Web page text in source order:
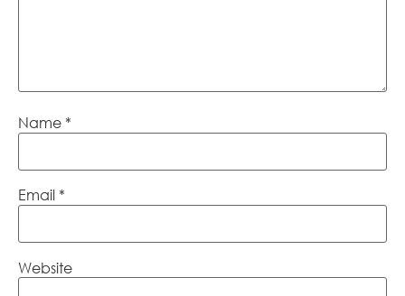
Name *
Email *
Website